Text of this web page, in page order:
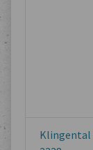
Klingental